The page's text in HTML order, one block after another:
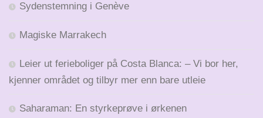
Sydenstemning i Genève
Magiske Marrakech
Leier ut ferieboliger på Costa Blanca: – Vi bor her,
kjenner området og tilbyr mer enn bare utleie
Saharaman: En styrkeprøve i ørkenen